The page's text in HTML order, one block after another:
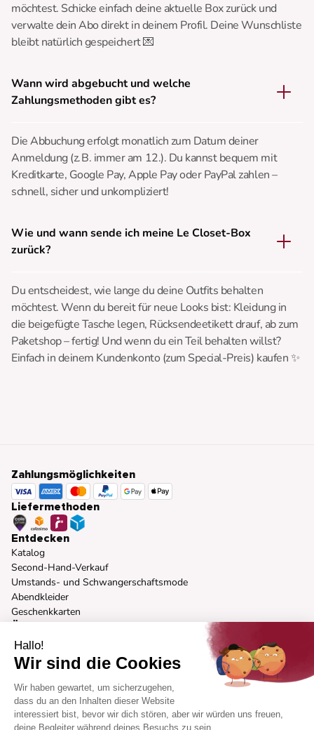
Hallo!
Wir sind die Cookies
Wir haben gewartet, um sicherzugehen,
dass du an den Inhalten dieser Website
interessiert bist, bevor wir dich stören, aber wir würden uns freuen,
deine Begleiter während deines Besuchs zu sein...
möchtest. Schicke einfach deine aktuelle Box zurück und
verwalte dein Abo direkt in deinem Profil. Deine Wunschliste
bleibt natürlich gespeichert 💌
Wann wird abgebucht und welche
Zahlungsmethoden gibt es?
Die Abbuchung erfolgt monatlich zum Datum deiner
Anmeldung (z. B. immer am 12.). Du kannst bequem mit
Kreditkarte, Google Pay, Apple Pay oder PayPal zahlen –
schnell, sicher und unkompliziert!
Wie und wann sende ich meine Le Closet-Box
zurück?
Du entscheidest, wie lange du deine Outfits behalten
möchtest. Wenn du bereit für neue Looks bist: Kleidung in
die beigefügte Tasche legen, Rücksendeetikett drauf, ab zum
Paketshop – fertig! Und wenn du ein Teil behalten willst?
Einfach in deinem Kundenkonto (zum Special-Preis) kaufen ✨
Zahlungsmöglichkeiten
Liefermethoden
Entdecken
Katalog
Second-Hand-Verkauf
Umstands- und Schwangerschaftsmode
Abendkleider
Geschenkkarten
Über uns
Unsere Vision
Unsere Marken
Verantwortungsvolle Mode
Presse
Körperformen
Markenbotschafter-Programm